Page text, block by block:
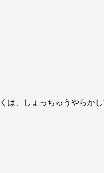
は、しょっちゅうやらか